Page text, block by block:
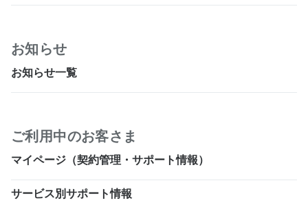
お知らせ
お知らせ一覧
ご利用中のお客さま
マイページ（契約管理・サポート情報）
サービス別サポート情報